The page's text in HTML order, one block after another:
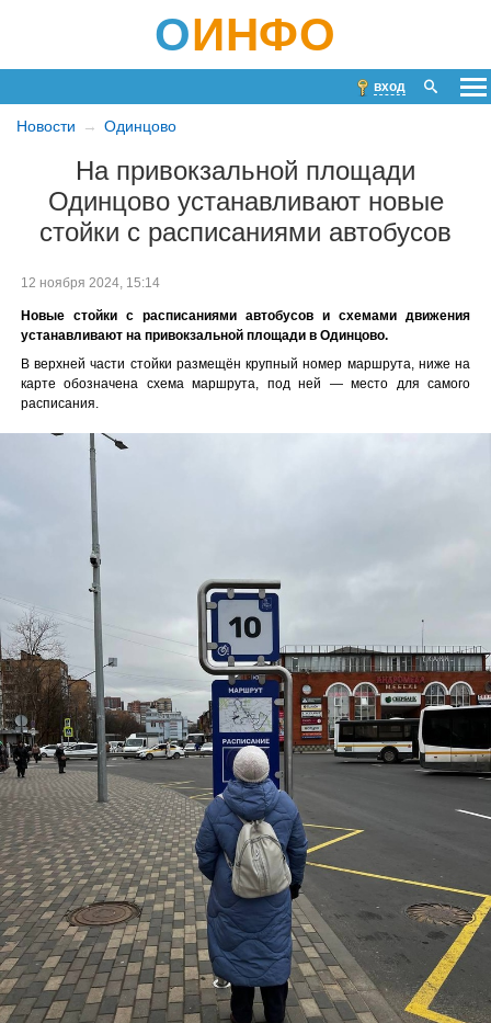
ОИНФО
вход
Новости Одинцово
На привокзальной площади
Одинцово устанавливают новые
стойки с расписаниями автобусов
12 ноября 2024, 15:14
Новые стойки с расписаниями автобусов и схемами движения
устанавливают на привокзальной площади в Одинцово.
В верхней части стойки размещён крупный номер маршрута, ниже на
карте обозначена схема маршрута, под ней — место для самого
расписания.